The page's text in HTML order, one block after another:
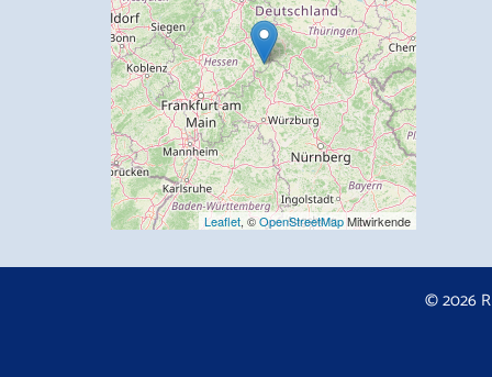
Leaflet, ©OpenStreetMapMitwirkende
© 2026